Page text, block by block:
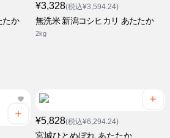
たか
¥3,328(税込¥3,594.24)
無洗米 新潟コシヒカリ あたたか
2kg
¥5,828(税込¥6,294.24)
宮城ひとめぼれ あたたか